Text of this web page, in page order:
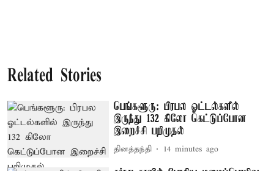
Related Stories
பெங்களூரு: பிரபல ஓட்டல்களில்
இருந்து 132 கிலோ கெட்டுப்போன
இறைச்சி பறிமுதல்
தினத்தந்தி 14 minutes ago